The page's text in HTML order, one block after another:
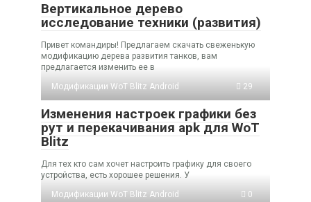
Вертикальное дерево
исследование техники (развития)
Привет командиры! Предлагаем скачать свеженькую
модификацию дерева развития танков, вам
предлагается изменить ее в
Модификации WoT Blitz Android
29
Изменения настроек графики без
рут и перекачивания apk для WoT
Blitz
Для тех кто сам хочет настроить графику для своего
устройства, есть хорошее решения. У
Модификации WoT Blitz Android
0